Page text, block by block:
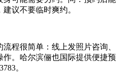
议不要临时爽约。
程很简单：线上发照片咨询、
。哈尔滨俪也国际提供便捷预
。